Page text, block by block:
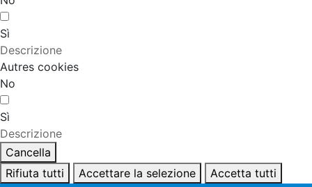
Sì
Descrizione
Autres cookies
No
Sì
Descrizione
Cancella
Rifiuta tutti
Accettare la selezione Accetta tutti